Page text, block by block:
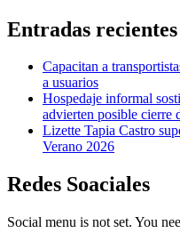
Entradas recientes
Capacitan a
a usuarios
Hospedaje informal
advierten posible cierre
Lizette Tapia Castro
Verano 2026
Redes Soaciales
Social menu is not set. You